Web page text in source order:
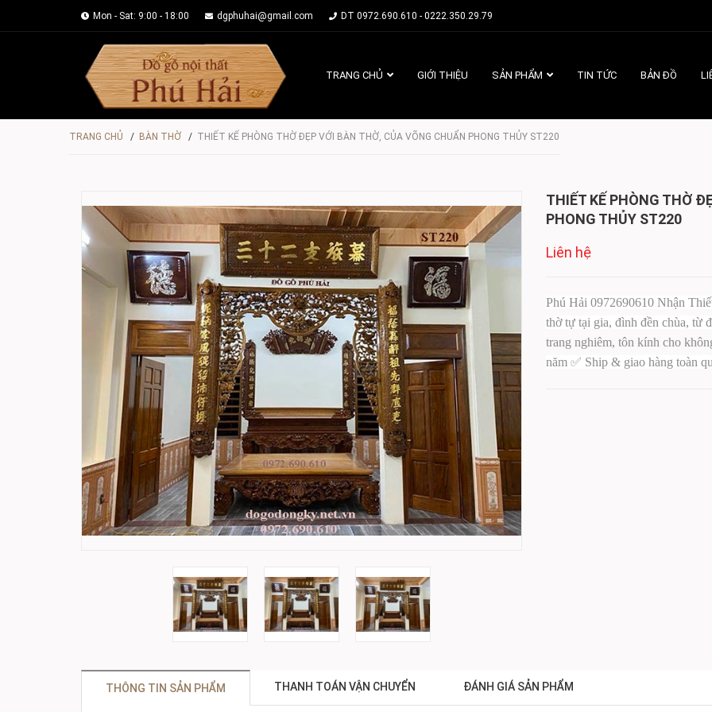
Mon - Sat: 9:00 - 18:00 dgphuhai@gmail.com DT 0972.690.610 - 0222.350.29.79
TRANG CHỦ GIỚI THIỆU SẢN PHẨM TIN TỨC BẢN ĐỒ
TRANG CHỦ / BÀN THỜ / THIẾT KẾ PHÒNG THỜ ĐẸP VỚI BÀN THỜ, CỦA VÕNG CHUẨN PHONG THỦY ST220
THIẾT KẾ PHÒNG THỜ
PHONG THỦY ST220
Liên hệ
Phú Hải 0972690610 Nhận
thờ tự tại gia, đình đền chùa, từ
trang nghiêm, tôn kính cho
năm ✅ Ship & giao hàng toàn
THÔNG TIN SẢN PHẨM THANH TOÁN VẬN CHUYỂN ĐÁNH GIÁ SẢN PHẨM